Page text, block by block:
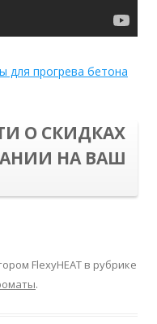
для прогрева бетона
О СКИДКАХ
НА ВАШ
FlexyHEAT в рубрике
.